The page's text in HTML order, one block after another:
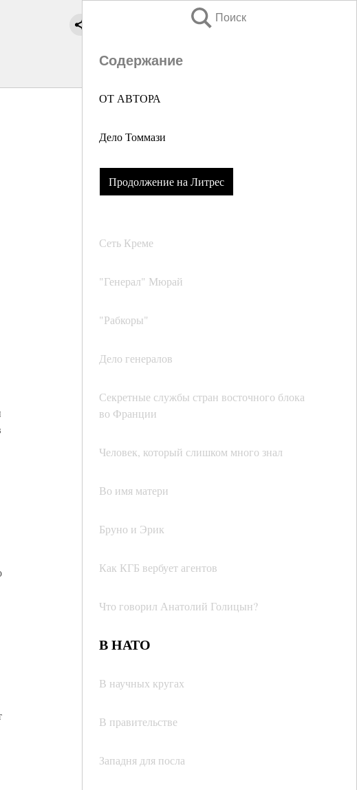
Поиск
Содержание
ОТ АВТОРА
Дело Томмази
Продолжение на Литрес
Сеть Креме
"Генерал" Мюрай
"Рабкоры"
Дело генералов
Секретные службы стран восточного блока
во Франции
Человек, который слишком много знал
Во имя матери
Бруно и Эрик
Как КГБ вербует агентов
Что говорил Анатолий Голицын?
В НАТО
В научных кругах
В правительстве
Западня для посла